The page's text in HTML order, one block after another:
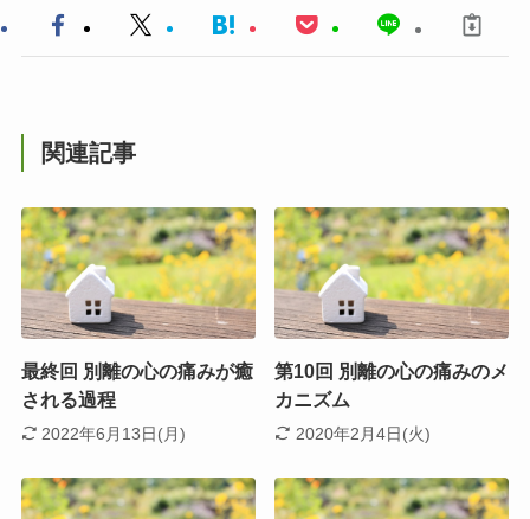
関連記事
最終回 別離の心の痛みが癒
される過程
2022年6月13日(月)
第10回 別離の心の痛みのメ
カニズム
2020年2月4日(火)